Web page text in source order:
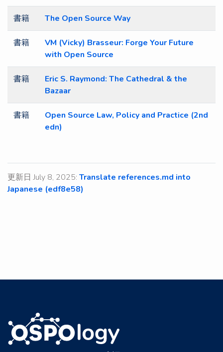
書籍 The Open Source Way
書籍
VM (Vicky) Brasseur: Forge Your Future
with Open Source
書籍
Eric S. Raymond: The Cathedral & the
Bazaar
書籍
Open Source Law, Policy and Practice (2nd
edn)
更新日 July 8, 2025: Translate references.md into
Japanese (edf8e58)